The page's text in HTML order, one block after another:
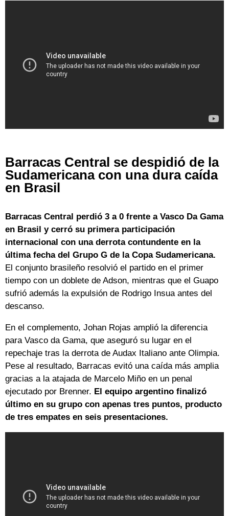
Barracas Central se despidió de la
Sudamericana con una dura caída
en Brasil
Barracas Central perdió 3 a 0 frente a Vasco Da Gama
en Brasil y cerró su primera participación
internacional con una derrota contundente en la
última fecha del Grupo G de la Copa Sudamericana.
El conjunto brasileño resolvió el partido en el primer
tiempo con un doblete de Adson, mientras que el Guapo
sufrió además la expulsión de Rodrigo Insua antes del
descanso.
En el complemento, Johan Rojas amplió la diferencia
para Vasco da Gama, que aseguró su lugar en el
repechaje tras la derrota de Audax Italiano ante Olimpia.
Pese al resultado, Barracas evitó una caída más amplia
gracias a la atajada de Marcelo Miño en un penal
ejecutado por Brenner. El equipo argentino finalizó
último en su grupo con apenas tres puntos, producto
de tres empates en seis presentaciones.